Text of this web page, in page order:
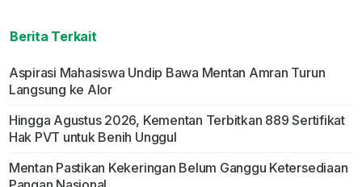
Berita Terkait
Aspirasi Mahasiswa Undip Bawa Mentan Amran Turun
Langsung ke Alor
Hingga Agustus 2026, Kementan Terbitkan 889 Sertifikat
Hak PVT untuk Benih Unggul
Mentan Pastikan Kekeringan Belum Ganggu Ketersediaan